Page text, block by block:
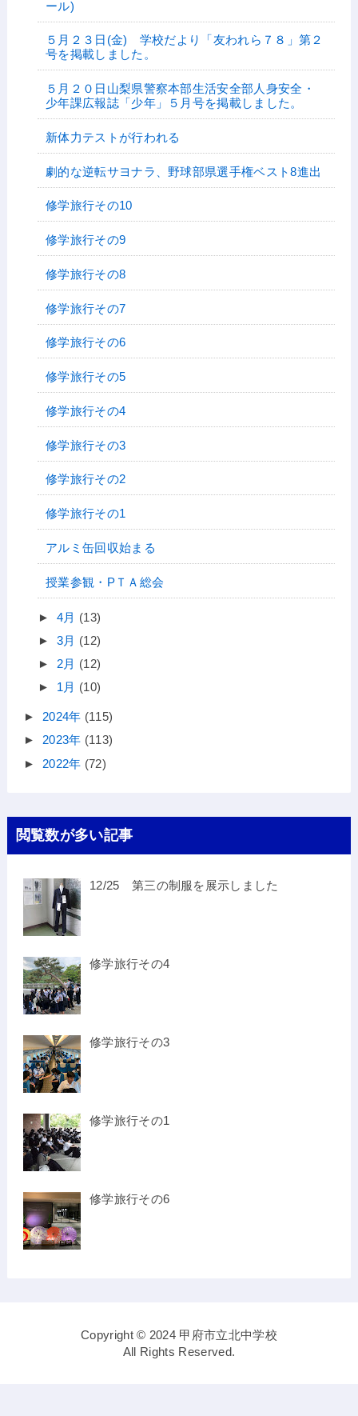
ール)
５月２３日(金) 学校だより「友われら７８」第２
号を掲載しました。
５月２０日山梨県警察本部生活安全部人身安全・
少年課広報誌「少年」５月号を掲載しました。
新体力テストが行われる
劇的な逆転サヨナラ、野球部県選手権ベスト8進出
修学旅行その10
修学旅行その9
修学旅行その8
修学旅行その7
修学旅行その6
修学旅行その5
修学旅行その4
修学旅行その3
修学旅行その2
修学旅行その1
アルミ缶回収始まる
授業参観・PＴＡ総会
► 4月 (13)
► 3月 (12)
► 2月 (12)
► 1月 (10)
► 2024年 (115)
► 2023年 (113)
► 2022年 (72)
閲覧数が多い記事
12/25 第三の制服を展示しました
修学旅行その4
修学旅行その3
修学旅行その1
修学旅行その6
Copyright © 2024 甲府市立北中学校
All Rights Reserved.